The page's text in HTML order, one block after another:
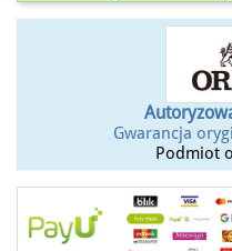
Gwarancja
Podmiot